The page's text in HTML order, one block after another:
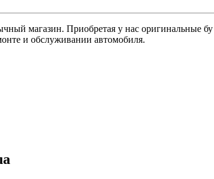
магазин. Приобретая у нас оригинальные бу
и обслуживании автомобиля.